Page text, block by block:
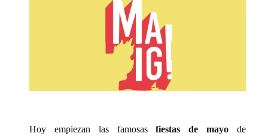
Hoy empiezan las famosasfiestas de mayo de